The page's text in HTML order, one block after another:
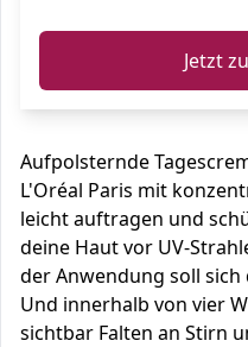
Jetzt
Aufpolsternde
L'Oréal Paris mit
leicht auftragen und
deine Haut vor UV-
der Anwendung soll
Und innerhalb von vier
sichtbar Falten an Stirn